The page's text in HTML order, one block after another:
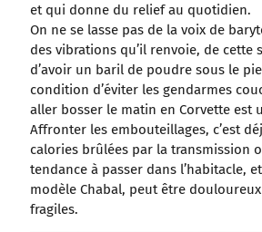
et qui donne du relief au quotidien.
On ne se lasse pas de la voix de
des vibrations qu’il renvoie, de cette
d’avoir un baril de poudre sous le
condition d’éviter les gendarmes
aller bosser le matin en Corvette est
Affronter les embouteillages, c’est
calories brûlées par la transmission
tendance à passer dans l’habitacle,
modèle Chabal, peut être
fragiles.